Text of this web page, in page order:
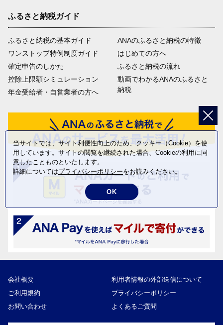
ふるさと納税ガイド
ふるさと納税の基本ガイド
ワンストップ特例制度ガイド
確定申告のしかた
控除上限額シミュレーション
年金受給者・自営業者の方へ
ANAのふるさと納税の特徴
はじめての方へ
ふるさと納税の流れ
動画でわかるANAのふるさと
納税
会社概要
利用者情報の外部送信について
ご利用規約
プライバシーポリシー
お問い合わせ
よくあるご質問
当サイトでは、サイト利便性向上のため、クッキー（Cookie）を使
用しています。サイトの閲覧を継続された場合、Cookieの利用に同
意したことものといたします。
詳細についてはプライバシーポリシーをお読みください。
OK